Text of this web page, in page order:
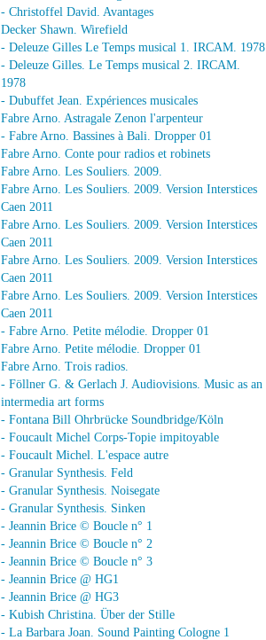
- Christoffel David. Avantages
Decker Shawn. Wirefield
- Deleuze Gilles Le Temps musical 1. IRCAM. 1978
- Deleuze Gilles. Le Temps musical 2. IRCAM.
1978
- Dubuffet Jean. Expériences musicales
Fabre Arno. Astragale Zenon l'arpenteur
- Fabre Arno. Bassines à Bali. Dropper 01
Fabre Arno. Conte pour radios et robinets
Fabre Arno. Les Souliers. 2009.
Fabre Arno. Les Souliers. 2009. Version Interstices
Caen 2011
Fabre Arno. Les Souliers. 2009. Version Interstices
Caen 2011
Fabre Arno. Les Souliers. 2009. Version Interstices
Caen 2011
Fabre Arno. Les Souliers. 2009. Version Interstices
Caen 2011
- Fabre Arno. Petite mélodie. Dropper 01
Fabre Arno. Petite mélodie. Dropper 01
Fabre Arno. Trois radios.
- Föllner G. & Gerlach J. Audiovisions. Music as an
intermedia art forms
- Fontana Bill Ohrbrücke Soundbridge/Köln
- Foucault Michel Corps-Topie impitoyable
- Foucault Michel. L'espace autre
- Granular Synthesis. Feld
- Granular Synthesis. Noisegate
- Granular Synthesis. Sinken
- Jeannin Brice © Boucle n° 1
- Jeannin Brice © Boucle n° 2
- Jeannin Brice © Boucle n° 3
- Jeannin Brice @ HG1
- Jeannin Brice @ HG3
- Kubish Christina. Über der Stille
- La Barbara Joan. Sound Painting Cologne 1